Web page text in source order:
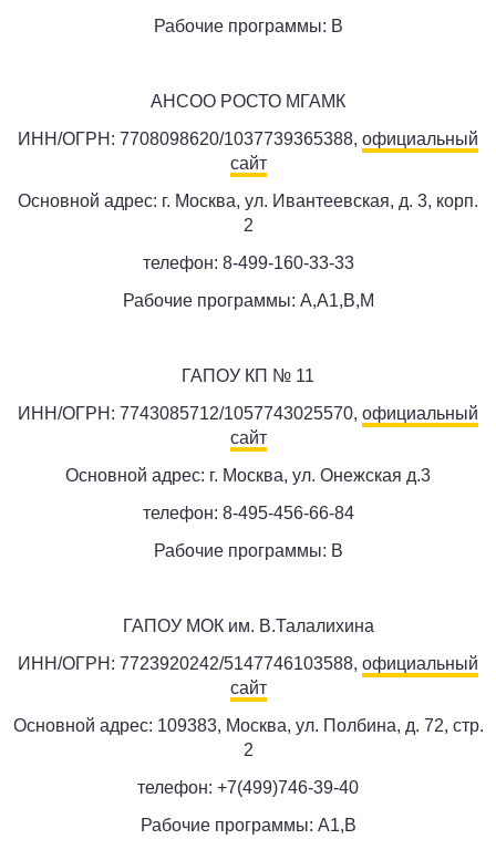
Рабочие программы: B
АНСОО РОСТО МГАМК
ИНН/ОГРН: 7708098620/1037739365388, официальный
сайт
Основной адрес: г. Москва, ул. Ивантеевская, д. 3, корп.
2
телефон: 8-499-160-33-33
Рабочие программы: A,A1,B,M
ГАПОУ КП № 11
ИНН/ОГРН: 7743085712/1057743025570, официальный
сайт
Основной адрес: г. Москва, ул. Онежская д.3
телефон: 8-495-456-66-84
Рабочие программы: B
ГАПОУ МОК им. В.Талалихина
ИНН/ОГРН: 7723920242/5147746103588, официальный
сайт
Основной адрес: 109383, Москва, ул. Полбина, д. 72, стр.
2
телефон: +7(499)746-39-40
Рабочие программы: A1,B